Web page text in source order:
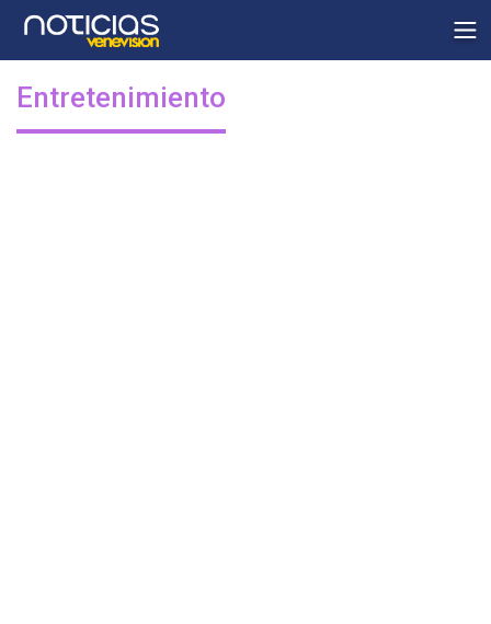
Entretenimiento